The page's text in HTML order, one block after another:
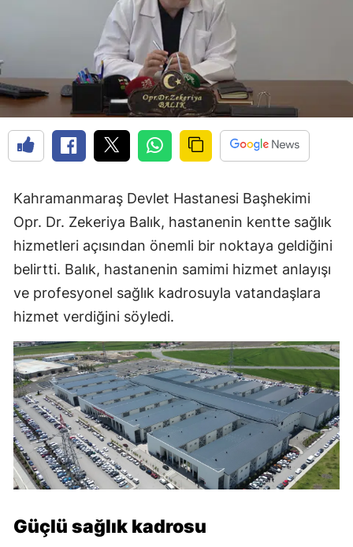
Kahramanmaraş Devlet Hastanesi Başhekimi
Opr. Dr. Zekeriya Balık, hastanenin kentte sağlık
hizmetleri açısından önemli bir noktaya geldiğini
belirtti. Balık, hastanenin samimi hizmet anlayışı
ve profesyonel sağlık kadrosuyla vatandaşlara
hizmet verdiğini söyledi.
Güçlü sağlık kadrosu